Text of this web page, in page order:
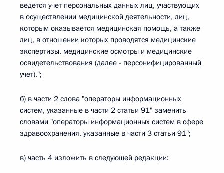
ведется учет персональных данных лиц, участвующих
в осуществлении медицинской деятельности, лиц,
которым оказывается медицинская помощь, а также
лиц, в отношении которых проводятся медицинские
экспертизы, медицинские осмотры и медицинские
освидетельствования (далее - персонифицированный
учет).";
б) в части 2 слова "операторы информационных
систем, указанные в части 2 статьи 91" заменить
словами "операторы информационных систем в сфере
здравоохранения, указанные в части 3 статьи 91";
в) часть 4 изложить в следующей редакции: